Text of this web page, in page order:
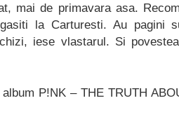
mai de primavara asa.
la Carturesti. Au pagini
iese vlastarul. Si
P!NK – THE TRUTH